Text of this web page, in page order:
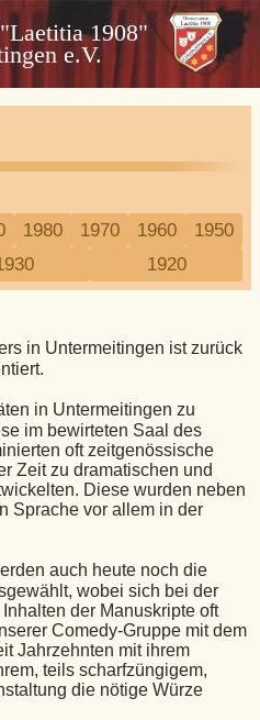
1908"
e.V.
1980 1970 1960
1950
1920
in Untermeitingen ist zurück
in Untermeitingen zu
im bewirteten Saal des
oft zeitgenössische
Zeit zu dramatischen und
Diese wurden neben
Sprache vor allem in der
auch heute noch die
wobei sich bei der
der Manuskripte oft
Comedy-Gruppe mit dem
Jahrzehnten mit ihrem
teils scharfzüngigem,
die nötige Würze